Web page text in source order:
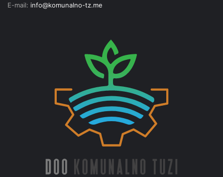
E-mail: info@komunalno-tz.me